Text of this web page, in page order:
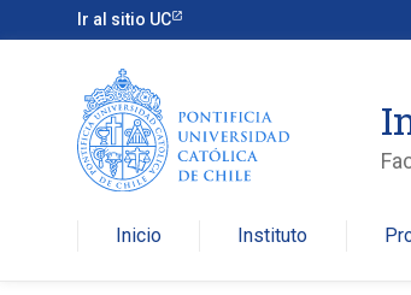
Ir al sitio UC
Inicio Instituto